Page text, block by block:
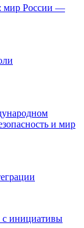
мир России —
и мир
с инициативы